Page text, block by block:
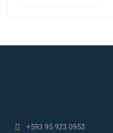
+593 95 923 0953